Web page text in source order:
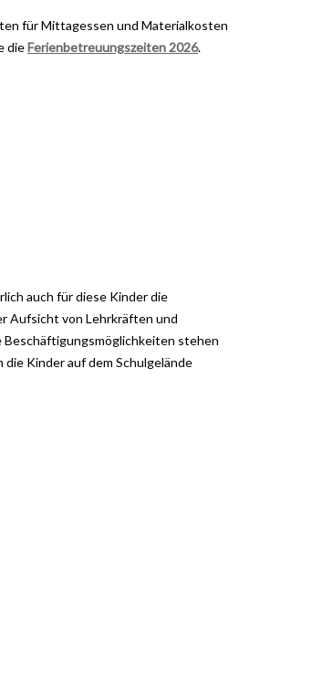
für Mittagessen und Materialkosten
dieFerienbetreuungszeiten 2026.
auch für diese Kinder die
Aufsicht von Lehrkräften und
Beschäftigungsmöglichkeiten stehen
Kinder auf dem Schulgelände